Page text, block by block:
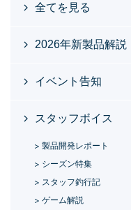
全てを見る
2026年新製品解説
イベント告知
スタッフボイス
製品開発レポート
シーズン特集
スタッフ釣行記
ゲーム解説